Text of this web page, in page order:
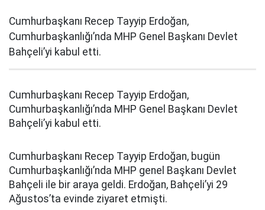
Cumhurbaşkanı Recep Tayyip Erdoğan,
Cumhurbaşkanlığı’nda MHP Genel Başkanı Devlet
Bahçeli’yi kabul etti.
Cumhurbaşkanı Recep Tayyip Erdoğan,
Cumhurbaşkanlığı’nda MHP Genel Başkanı Devlet
Bahçeli’yi kabul etti.
Cumhurbaşkanı Recep Tayyip Erdoğan, bugün
Cumhurbaşkanlığı’nda MHP genel Başkanı Devlet
Bahçeli ile bir araya geldi. Erdoğan, Bahçeli’yi 29
Ağustos’ta evinde ziyaret etmişti.